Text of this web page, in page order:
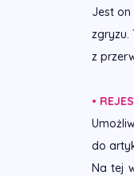
Jest
zgryzu.
z
•
do
Na tej